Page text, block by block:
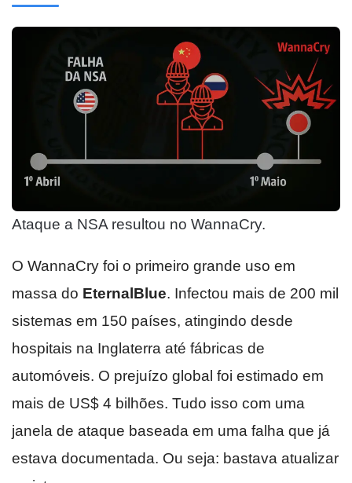
Ataque a NSA resultou no WannaCry.
O WannaCry foi o primeiro grande uso em
massa do EternalBlue. Infectou mais de 200 mil
sistemas em 150 países, atingindo desde
hospitais na Inglaterra até fábricas de
automóveis. O prejuízo global foi estimado em
mais de US$ 4 bilhões. Tudo isso com uma
janela de ataque baseada em uma falha que já
estava documentada. Ou seja: bastava atualizar